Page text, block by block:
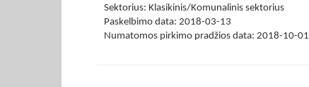
Sektorius: Klasikinis/Komunalinis sektorius
Paskelbimo data: 2018-03-13
Numatomos pirkimo pradžios data: 2018-10-01